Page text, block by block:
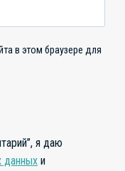
в этом браузере для
я даю
данных и